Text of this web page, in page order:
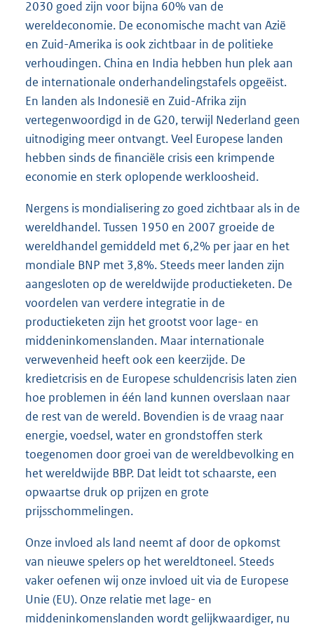
2030 goed zijn voor bijna 60% van de
wereldeconomie. De economische macht van Azië
en Zuid-Amerika is ook zichtbaar in de politieke
verhoudingen. China en India hebben hun plek aan
de internationale onderhandelingstafels opgeëist.
En landen als Indonesië en Zuid-Afrika zijn
vertegenwoordigd in de G20, terwijl Nederland geen
uitnodiging meer ontvangt. Veel Europese landen
hebben sinds de financiële crisis een krimpende
economie en sterk oplopende werkloosheid.
Nergens is mondialisering zo goed zichtbaar als in de
wereldhandel. Tussen 1950 en 2007 groeide de
wereldhandel gemiddeld met 6,2% per jaar en het
mondiale BNP met 3,8%. Steeds meer landen zijn
aangesloten op de wereldwijde productieketen. De
voordelen van verdere integratie in de
productieketen zijn het grootst voor lage- en
middeninkomenslanden. Maar internationale
verwevenheid heeft ook een keerzijde. De
kredietcrisis en de Europese schuldencrisis laten zien
hoe problemen in één land kunnen overslaan naar
de rest van de wereld. Bovendien is de vraag naar
energie, voedsel, water en grondstoffen sterk
toegenomen door groei van de wereldbevolking en
het wereldwijde BBP. Dat leidt tot schaarste, een
opwaartse druk op prijzen en grote
prijsschommelingen.
Onze invloed als land neemt af door de opkomst
van nieuwe spelers op het wereldtoneel. Steeds
vaker oefenen wij onze invloed uit via de Europese
Unie (EU). Onze relatie met lage- en
middeninkomenslanden wordt gelijkwaardiger, nu